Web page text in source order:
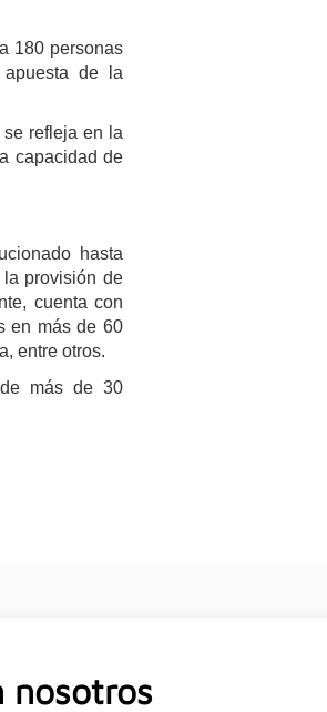
180 personas
de la
refleja en la
capacidad de
hasta
provisión de
cuenta con
en más de 60
entre otros.
más de 30
nosotros